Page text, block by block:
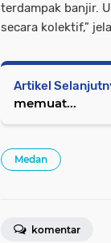
terdampak banjir.
secara kolektif,”
Artikel
memuat...
Medan
komentar